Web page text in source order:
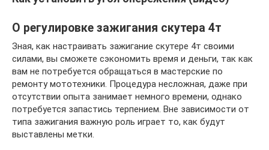
О регулировке зажигания скутера 4т
Зная, как настраивать зажигание скутере 4т своими
силами, вы сможете сэкономить время и деньги, так как
вам не потребуется обращаться в мастерские по
ремонту мототехники. Процедура несложная, даже при
отсутствии опыта занимает немного времени, однако
потребуется запастись терпением. Вне зависимости от
типа зажигания важную роль играет то, как будут
выставлены метки.